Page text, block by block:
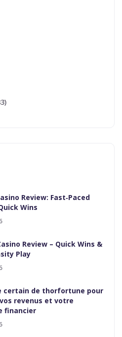
Review: Fast‑Paced
Wins
Review – Quick Wins &
Play
certain de thorfortune pour
revenus et votre
financier